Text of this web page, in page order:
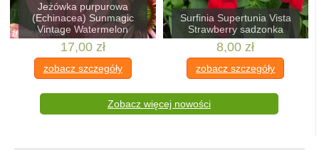
Jeżówka purpurowa
(Echinacea) Sunmagic
Vintage Watermelon
17,00 zł
zobacz szczegóły
Surfinia Supertunia Vista
Strawberry sadzonka
8,00 zł
zobacz szczegóły
Zobacz więcej nowości